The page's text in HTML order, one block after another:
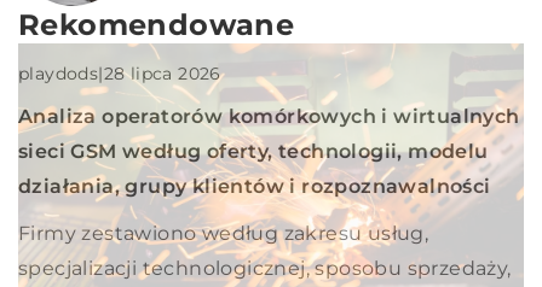
Rekomendowane
INNE
INNE
playdods|28 lipca 2026
Analiza operatorów komórkowych i wirtualnych
sieci GSM według oferty, technologii, modelu
działania, grupy klientów i rozpoznawalności
Firmy zestawiono według zakresu usług,
specjalizacji technologicznej, sposobu sprzedaży,